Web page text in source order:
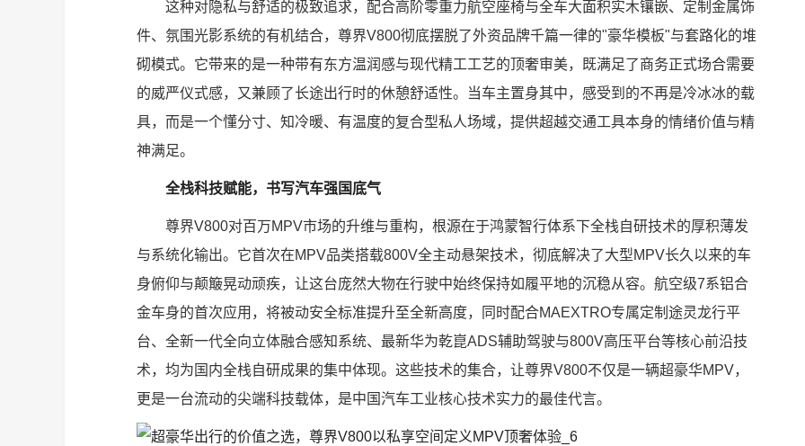
这种对隐私与舒适的极致追求，配合高阶零重力航空座椅与全车大面积实木镶嵌、定制金属饰
件、氛围光影系统的有机结合，尊界V800彻底摆脱了外资品牌千篇一律的"豪华模板"与套路化的堆
砌模式。它带来的是一种带有东方温润感与现代精工工艺的顶奢审美，既满足了商务正式场合需要
的威严仪式感，又兼顾了长途出行时的休憩舒适性。当车主置身其中，感受到的不再是冷冰冰的载
具，而是一个懂分寸、知冷暖、有温度的复合型私人场域，提供超越交通工具本身的情绪价值与精
神满足。
全栈科技赋能，书写汽车强国底气
尊界V800对百万MPV市场的升维与重构，根源在于鸿蒙智行体系下全栈自研技术的厚积薄发
与系统化输出。它首次在MPV品类搭载800V全主动悬架技术，彻底解决了大型MPV长久以来的车
身俯仰与颠簸晃动顽疾，让这台庞然大物在行驶中始终保持如履平地的沉稳从容。航空级7系铝合
金车身的首次应用，将被动安全标准提升至全新高度，同时配合MAEXTRO专属定制途灵龙行平
台、全新一代全向立体融合感知系统、最新华为乾崑ADS辅助驾驶与800V高压平台等核心前沿技
术，均为国内全栈自研成果的集中体现。这些技术的集合，让尊界V800不仅是一辆超豪华MPV，
更是一台流动的尖端科技载体，是中国汽车工业核心技术实力的最佳代言。